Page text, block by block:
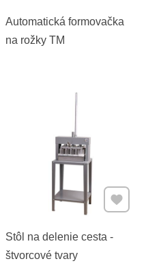
Automatická formovačka
na rožky TM
Stôl na delenie cesta -
štvorcové tvary
Pridať k